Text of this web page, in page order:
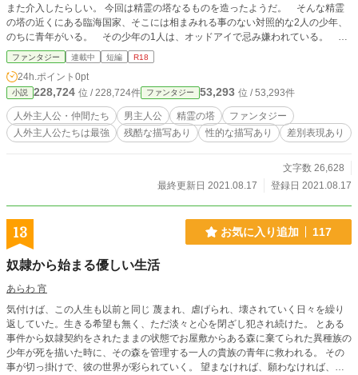
また介入したらしい。 今回は精霊の塔なるものを造ったようだ。 そんな精霊
の塔の近くにある臨海国家、そこには相まみれる事のない対照的な2人の少年、
のちに青年がいる。 その少年の1人は、オッドアイで忌み嫌われている。 そ
んな彼の話もありつつ、俺シュンは俺で、リン、シリルを巻き込んで、久しぶり
に仕方なーく、あいつの依頼で人間社会へ行くことになった。 【白銀の黒帝】
シリーズの10作目です。 ※R18は保険です。 ※誤字脱字が多いかもしれません
がご了承ください。
ファンタジー 連載中 短編 R18
24h.ポイント 0pt
小説 228,724 位 / 228,724件 ファンタジー 53,293 位 / 53,293件
人外主人公・仲間たち 男主人公 精霊の塔
ファンタジー
人外主人公たちは最強
残酷な描写あり 性的な描写あり 差別表現あり
文字数 26,628
最終更新日 2021.08.17
登録日 2021.08.17
13 お気に入り追加 117
奴隷から始まる優しい生活
あらわ 宵
気付けば、この人生も以前と同じ 蔑まれ、虐げられ、壊されていく日々を繰り
返していた。生きる希望も無く、ただ淡々と心を閉ざし犯され続けた。 とある
事件から奴隷契約をされたままの状態でお屋敷からある森に棄てられた異種族の
少年が死を描いた時に、その森を管理する一人の貴族の青年に救われる。 その
事が切っ掛けで、彼の世界が彩られていく。 望まなければ、願わなければ、抱